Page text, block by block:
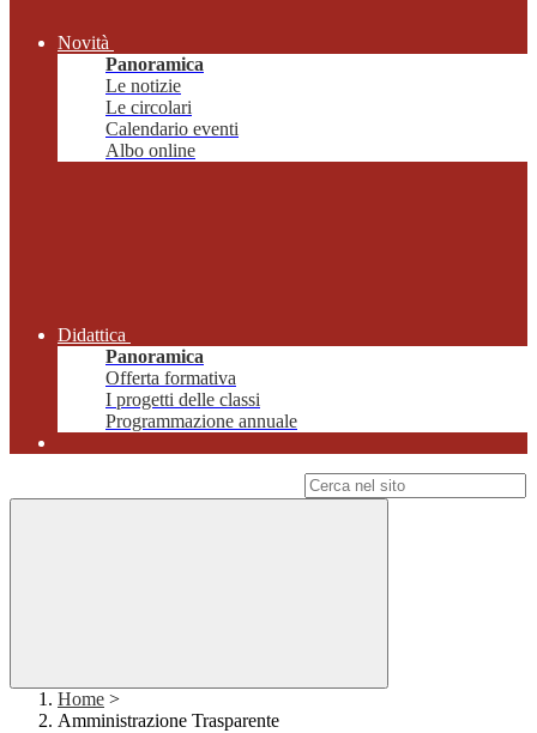
Novità
Panoramica
Le notizie
Le circolari
Calendario eventi
Albo online
Didattica
Panoramica
Offerta formativa
I progetti delle classi
Programmazione annuale
Home >
Amministrazione Trasparente